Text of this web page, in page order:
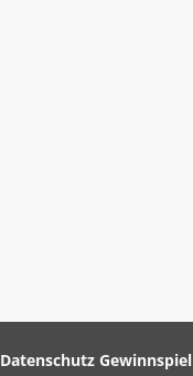
Datenschutz Gewinnspiel